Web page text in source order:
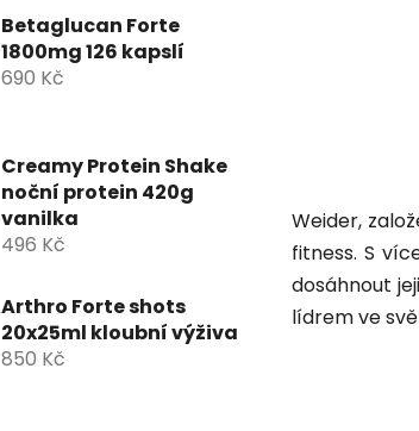
Betaglucan Forte
1800mg 126 kapslí
690 Kč
Creamy Protein Shake
noční protein 420g
vanilka
496 Kč
Arthro Forte shots
20x25ml kloubní výživa
850 Kč
Weider,
fitness. S
dosáhnout
lídrem ve